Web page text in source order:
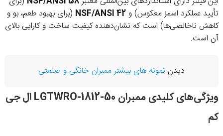
تأیید عملکرد اسمز معکوس) وNSF/ANSI 42 (برای بهبود طعم، بو و
کاهش ناخالصی‌ها) است که نشان‌دهنده کیفیت ساخت و کارایی بالای
آن است.
دیدن نمونه های بیشتر ممبران خانگی و صنعتی
ویژگی‌های کلیدی ممبران LGTWRO-1812-50 ال جی
کم